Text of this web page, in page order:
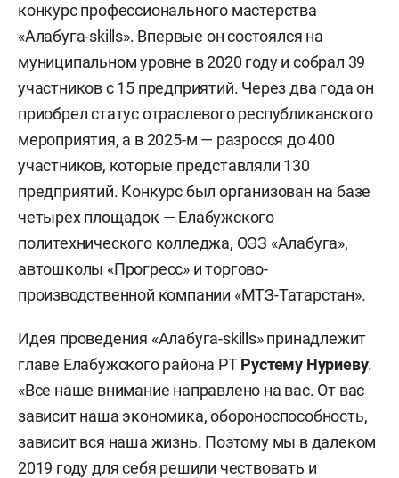
конкурс профессионального мастерства
«Алабуга-skills». Впервые он состоялся на
муниципальном уровне в 2020 году и собрал 39
участников с 15 предприятий. Через два года он
приобрел статус отраслевого республиканского
мероприятия, а в 2025-м — разросся до 400
участников, которые представляли 130
предприятий. Конкурс был организован на базе
четырех площадок — Елабужского
политехнического колледжа, ОЭЗ «Алабуга»,
автошколы «Прогресс» и торгово-
производственной компании «МТЗ-Татарстан».
Идея проведения «Алабуга-skills» принадлежит
главе Елабужского района РТРустему Нуриеву.
«Все наше внимание направлено на вас. От вас
зависит наша экономика, обороноспособность,
зависит вся наша жизнь. Поэтому мы в далеком
2019 году для себя решили чествовать и